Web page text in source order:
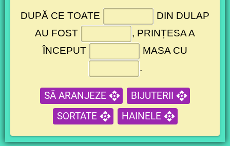
DUPĂ CE TOATE
DIN DULAP
AU FOST
, PRINȚESA A
ÎNCEPUT
MASA CU
.
SĂ ARANJEZE
BIJUTERII
SORTATE
HAINELE